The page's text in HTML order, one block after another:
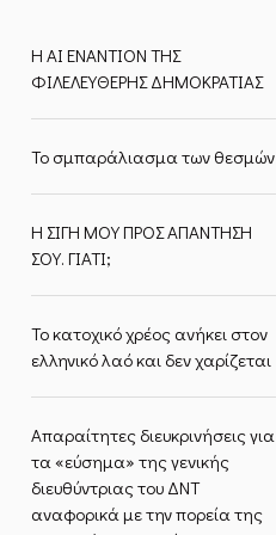
Η ΑΙ ΕΝΑΝΤΙΟΝ ΤΗΣ
ΦΙΛΕΛΕΥΘΕΡΗΣ ΔΗΜΟΚΡΑΤΙΑΣ
Το σμπαράλιασμα των θεσμών
Η ΣΙΓΗ ΜΟΥ ΠΡΟΣ ΑΠΑΝΤΗΣΗ
ΣΟΥ. ΓΙΑΤΙ;
Το κατοχικό χρέος ανήκει στον
ελληνικό λαό και δεν χαρίζεται
Απαραίτητες διευκρινήσεις για
τα «εύσημα» της γενικής
διευθύντριας του ΔΝΤ
αναφορικά με την πορεία της